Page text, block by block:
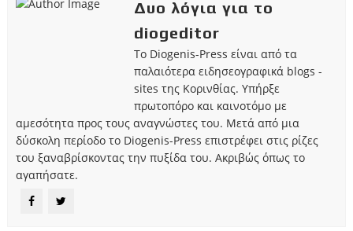
Δυο λόγια για το
diogeditor
Το Diogenis-Press είναι από τα
παλαιότερα ειδησεογραφικά blogs -
sites της Κορινθίας. Υπήρξε
πρωτοπόρο και καινοτόμο με
αμεσότητα προς τους αναγνώστες του. Μετά από μια
δύσκολη περίοδο το Diogenis-Press επιστρέφει στις ρίζες
του ξαναβρίσκοντας την πυξίδα του. Ακριβώς όπως το
αγαπήσατε.